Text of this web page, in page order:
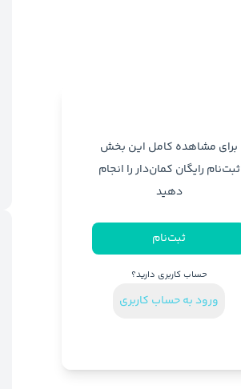
برای مشاهده کامل این بخش
ثبت‌نام رایگان کمان‌دار را انجام
دهید
ثبت‌نام
حساب کاربری دارید؟
ورود به حساب کاربری